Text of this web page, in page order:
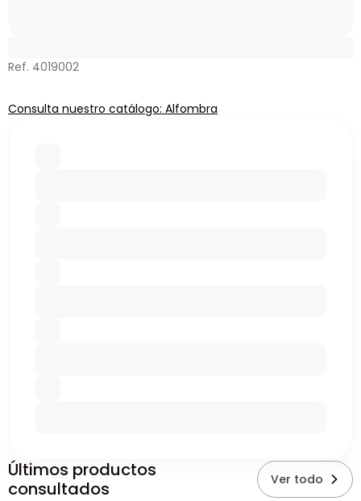
Ref. 4019002
Consulta nuestro catálogo: Alfombra
Últimos productos
consultados
Ver todo